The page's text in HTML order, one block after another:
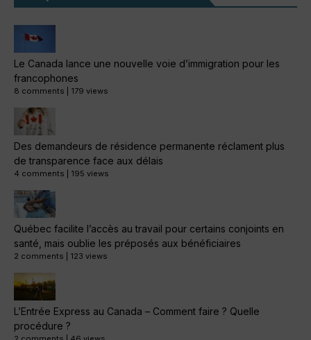
Le Canada lance une nouvelle voie d’immigration pour les
francophones
8 comments 179 views
Des demandeurs de résidence permanente réclament plus
de transparence face aux délais
4 comments 195 views
Québec facilite l’accès au travail pour certains conjoints en
santé, mais oublie les préposés aux bénéficiaires
2 comments 123 views
L’Entrée Express au Canada – Comment faire ? Quelle
procédure ?